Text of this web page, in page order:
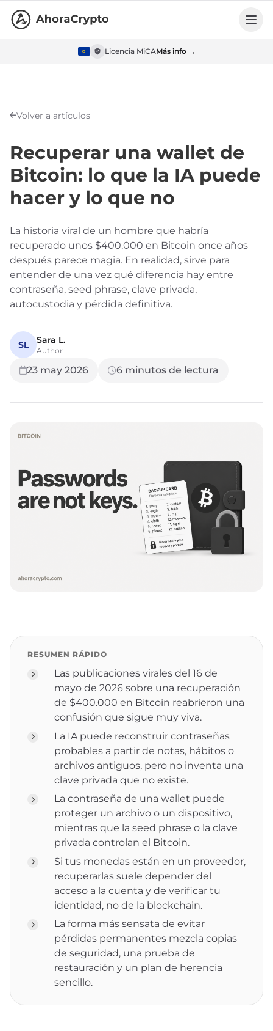
Licencia MiCAMás info →
Volver a artículos
Recuperar una wallet de
Bitcoin: lo que la IA puede
hacer y lo que no
La historia viral de un hombre que habría
recuperado unos $400.000 en Bitcoin once años
después parece magia. En realidad, sirve para
entender de una vez qué diferencia hay entre
contraseña, seed phrase, clave privada,
autocustodia y pérdida definitiva.
SL Sara L.
Author
23 may 2026 6 minutos de lectura
RESUMEN RÁPIDO
Las publicaciones virales del 16 de
mayo de 2026 sobre una recuperación
de $400.000 en Bitcoin reabrieron una
confusión que sigue muy viva.
La IA puede reconstruir contraseñas
probables a partir de notas, hábitos o
archivos antiguos, pero no inventa una
clave privada que no existe.
La contraseña de una wallet puede
proteger un archivo o un dispositivo,
mientras que la seed phrase o la clave
privada controlan el Bitcoin.
Si tus monedas están en un proveedor,
recuperarlas suele depender del
acceso a la cuenta y de verificar tu
identidad, no de la blockchain.
La forma más sensata de evitar
pérdidas permanentes mezcla copias
de seguridad, una prueba de
restauración y un plan de herencia
sencillo.